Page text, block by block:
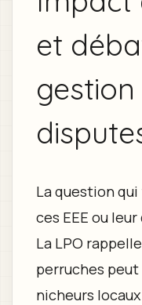
et
La question
ces EEE ou
La LPO
perruches
nicheurs